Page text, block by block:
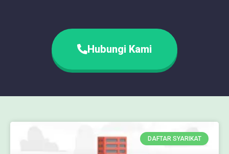
Hubungi Kami
DAFTAR SYARIKAT